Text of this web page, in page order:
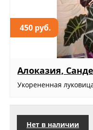
450 руб.
Алоказия,
Укорененная
Нет в наличии